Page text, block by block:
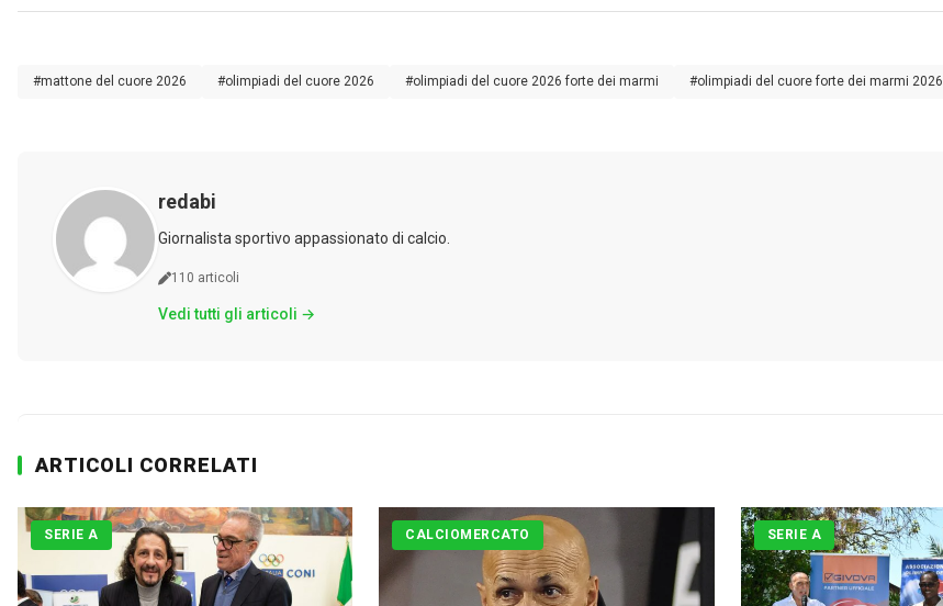
#mattone del cuore 2026 #olimpiadi del cuore 2026 #olimpiadi del cuore 2026 forte dei marmi #olimpiadi del cuore forte dei marmi 2026
redabi
Giornalista sportivo appassionato di calcio.
110 articoli
Vedi tutti gli articoli →
ARTICOLI CORRELATI
SERIE A CALCIOMERCATO SERIE A